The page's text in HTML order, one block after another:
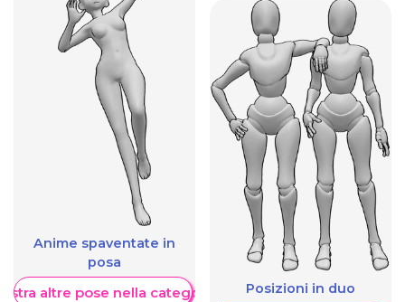
Anime spaventate in
posa
altre pose nella categoria Posizioni in duo